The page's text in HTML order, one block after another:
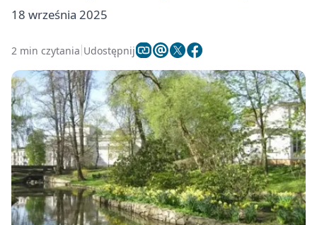
18 września 2025
2 min czytania Udostępnij